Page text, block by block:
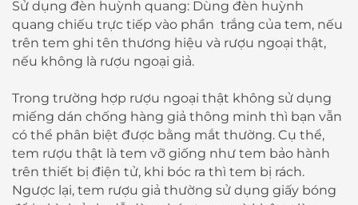
Sử dụng đèn huỳnh quang: Dùng đèn huỳnh
quang chiếu trực tiếp vào phần trắng của tem, nếu
trên tem ghi tên thương hiệu và rượu ngoại thật,
nếu không là rượu ngoại giả.
Trong trường hợp rượu ngoại thật không sử dụng
miếng dán chống hàng giả thông minh thì bạn vẫn
có thể phân biệt được bằng mắt thường. Cụ thể,
tem rượu thật là tem vỡ giống như tem bảo hành
trên thiết bị điện tử, khi bóc ra thì tem bị rách.
Ngược lại, tem rượu giả thường sử dụng giấy bóng